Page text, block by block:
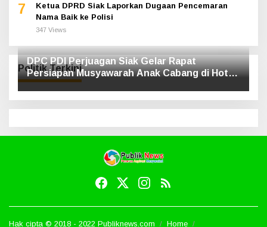
7
Ketua DPRD Siak Laporkan Dugaan Pencemaran
Nama Baik ke Polisi
347 Views
Politik Terkini
DPC PDI Perjuagan Siak Gelar Rapat
Persiapan Musyawarah Anak Cabang di Hotel
Luxe
Hak cipta © 2018 - 2022 Publiknews.com Home